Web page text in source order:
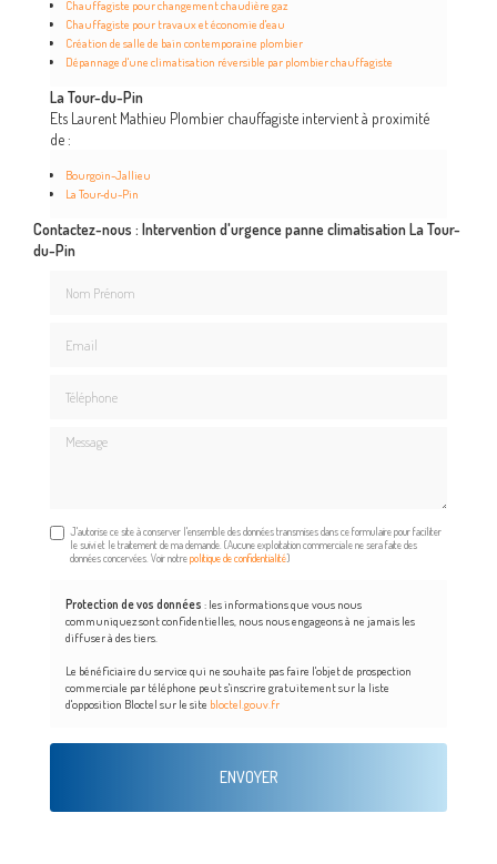
Chauffagiste pour changement chaudière gaz
Chauffagiste pour travaux et économie d'eau
Création de salle de bain contemporaine plombier
Dépannage d'une climatisation réversible par plombier chauffagiste
La Tour-du-Pin
Ets Laurent Mathieu Plombier chauffagiste intervient à proximité
de :
Bourgoin-Jallieu
La Tour-du-Pin
Contactez-nous : Intervention d'urgence panne climatisation La Tour-
du-Pin
Message
J'autorise ce site à conserver l'ensemble des données transmises dans ce formulaire pour faciliter
le suivi et le traitement de ma demande.(Aucune exploitation commerciale ne sera faite des
données concervées. Voir notrepolitique de confidentialité)
Protection de vos données : les informations que vous nous
communiquez sont confidentielles, nous nous engageons à ne jamais les
diffuser à des tiers.
Le bénéficiaire du service qui ne souhaite pas faire l'objet de prospection
commerciale par téléphone peut s'inscrire gratuitement sur la liste
d'opposition Bloctel sur le site bloctel.gouv.fr